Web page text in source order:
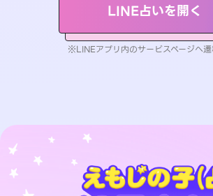
LINE占いを開く
※LINEアプリ内のサービスページへ